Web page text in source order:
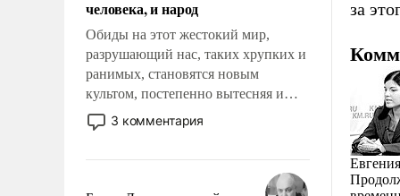
человека, и народ
Обиды на этот жестокий мир,
разрушающий нас, таких хрупких и
ранимых, становятся новым
культом, постепенно вытесняя и
отменяя традиционное требование к
человеку – быть мужественным и
на себя ответственность, помогать
слабым, идти вперед и
3 комментария
за